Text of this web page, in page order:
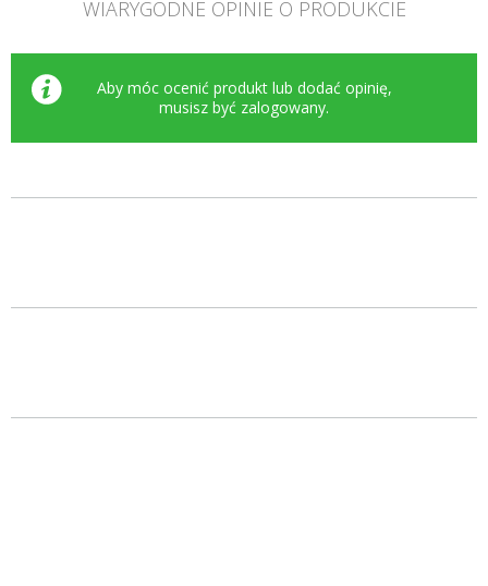
WIARYGODNE OPINIE O PRODUKCIE
Aby móc ocenić produkt lub dodać opinię,
musisz być zalogowany.